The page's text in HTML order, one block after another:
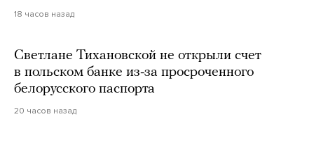
18 часов назад
Светлане Тихановской не открыли счет
в польском банке из-за просроченного
белорусского паспорта
20 часов назад